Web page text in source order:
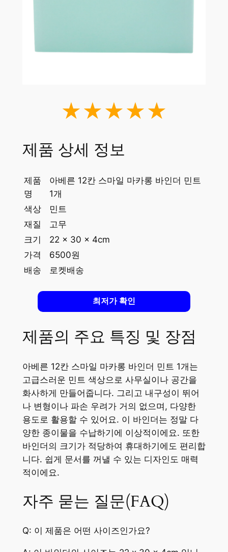
★★★★★
제품 상세 정보
제품
명
아베른 12칸 스마일 마카롱 바인더 민트
1개
색상
민트
재질
고무
크기
22 x 30 x 4cm
가격
6500원
배송
로켓배송
최저가 확인
제품의 주요 특징 및 장점
아베른 12칸 스마일 마카롱 바인더 민트 1개는
고급스러운 민트 색상으로 사무실이나 공간을
화사하게 만들어줍니다. 그리고 내구성이 뛰어
나 변형이나 파손 우려가 거의 없으며, 다양한
용도로 활용할 수 있어요. 이 바인더는 정말 다
양한 종이물을 수납하기에 이상적이에요. 또한
바인더의 크기가 적당하여 휴대하기에도 편리합
니다. 쉽게 문서를 꺼낼 수 있는 디자인도 매력
적이에요.
자주 묻는 질문(FAQ)
Q: 이 제품은 어떤 사이즈인가요?